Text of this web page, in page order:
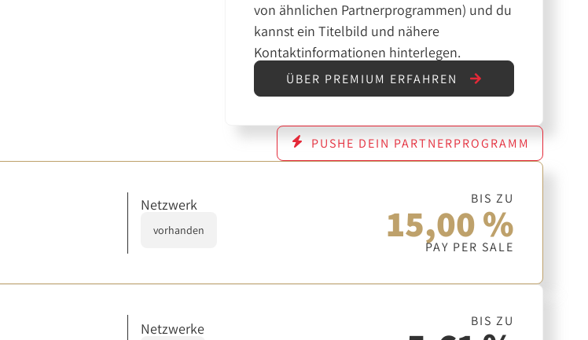
von ähnlichen Partnerprogrammen) und du
kannst ein Titelbild und nähere
Kontaktinformationen hinterlegen.
ÜBER PREMIUM ERFAHREN
PUSHE DEIN PARTNERPROGRAMM
Netzwerk
vorhanden
BIS ZU
15,00 %
PAY PER SALE
Netzwerke BIS ZU